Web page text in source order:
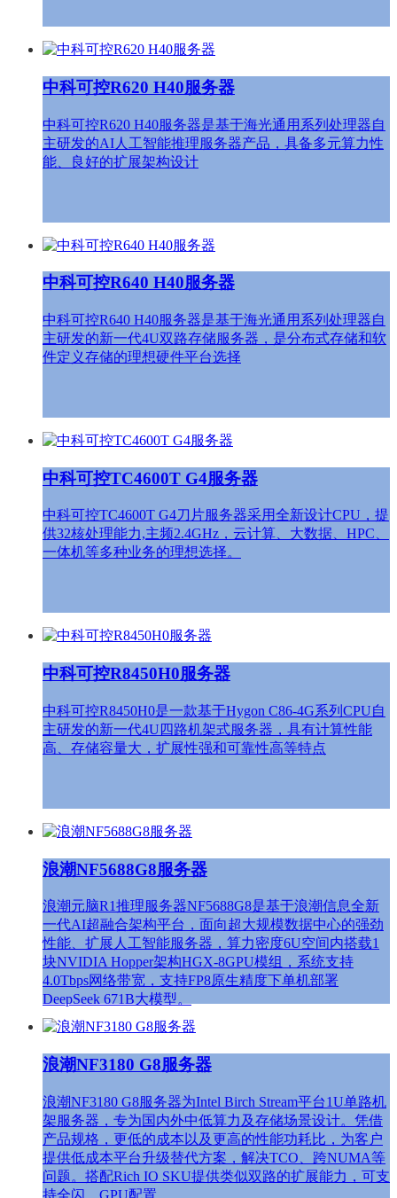
中科可控R620 H40服务器
中科可控R620 H40服务器是基于海光通用系列处理器自
主研发的AI人工智能推理服务器产品，具备多元算力性
能、良好的扩展架构设计
中科可控R640 H40服务器
中科可控R640 H40服务器是基于海光通用系列处理器自
主研发的新一代4U双路存储服务器，是分布式存储和软
件定义存储的理想硬件平台选择
中科可控TC4600T G4服务器
中科可控TC4600T G4刀片服务器采用全新设计CPU，提
供32核处理能力,主频2.4GHz，云计算、大数据、HPC、
一体机等多种业务的理想选择。
中科可控R8450H0服务器
中科可控R8450H0是一款基于Hygon C86-4G系列CPU自
主研发的新一代4U四路机架式服务器，具有计算性能
高、存储容量大，扩展性强和可靠性高等特点
浪潮NF5688G8服务器
浪潮元脑R1推理服务器NF5688G8是基于浪潮信息全新
一代AI超融合架构平台，面向超大规模数据中心的强劲
性能、扩展人工智能服务器，算力密度6U空间内搭载1
块NVIDIA Hopper架构HGX-8GPU模组，系统支持
4.0Tbps网络带宽，支持FP8原生精度下单机部署
DeepSeek 671B大模型。
浪潮NF3180 G8服务器
浪潮NF3180 G8服务器为Intel Birch Stream平台1U单路机
架服务器，专为国内外中低算力及存储场景设计。凭借
产品规格，更低的成本以及更高的性能功耗比，为客户
提供低成本平台升级替代方案，解决TCO、跨NUMA等
问题。搭配Rich IO SKU提供类似双路的扩展能力，可支
持全闪、GPU配置。